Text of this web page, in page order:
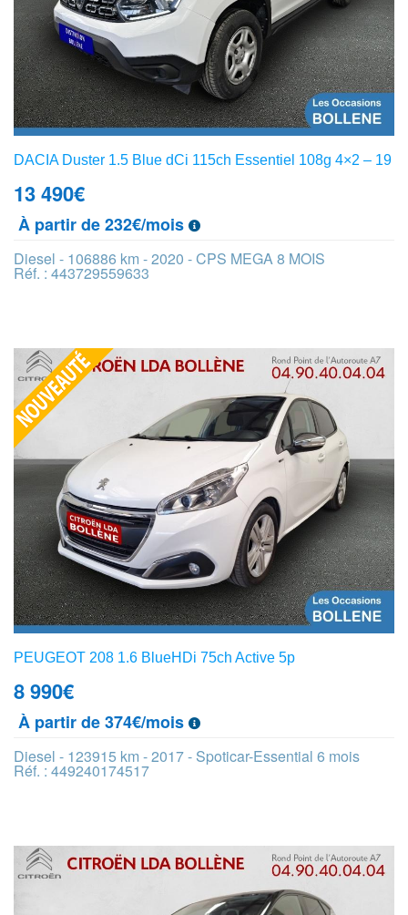
DACIA Duster 1.5 Blue dCi 115ch Essentiel 108g 4×2 – 19
13 490€
À partir de 232€/mois
Diesel - 106886 km - 2020 - CPS MEGA 8 MOIS
Réf. : 443729559633
PEUGEOT 208 1.6 BlueHDi 75ch Active 5p
8 990€
À partir de 374€/mois
Diesel - 123915 km - 2017 - Spoticar-Essential 6 mois
Réf. : 449240174517